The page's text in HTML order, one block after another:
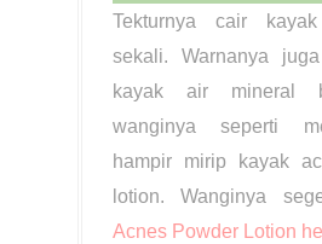
Tekturnya cair
sekali. Warnanya
kayak air mineral
wanginya seperti
hampir mirip kayak
lotion. Wanginya
Acnes Powder Lotion